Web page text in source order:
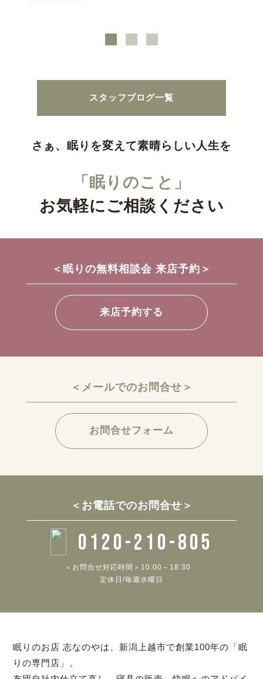
スタッフブログ一覧
さぁ、眠りを変えて素晴らしい人生を
「眠りのこと」
お気軽にご相談ください
＜眠りの無料相談会 来店予約＞
来店予約する
＜メールでのお問合せ＞
お問合せフォーム
＜お電話でのお問合せ＞
0120-210-805
＜お問合せ対応時間＞10:00～18:30
定休日/毎週水曜日
眠りのお店 志なのやは、新潟上越市で創業100年の「眠
りの専門店」。